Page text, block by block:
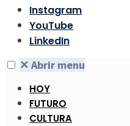
Instagram
YouTube
LinkedIn
✕ Abrir menu
HOY
FUTURO
CULTURA